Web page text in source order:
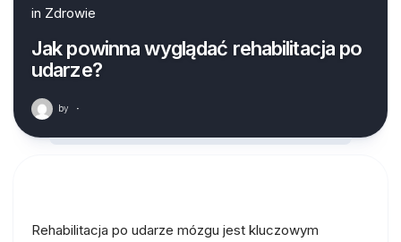
in Zdrowie
Jak powinna wyglądać rehabilitacja po
udarze?
by ·
Rehabilitacja po udarze mózgu jest kluczowym